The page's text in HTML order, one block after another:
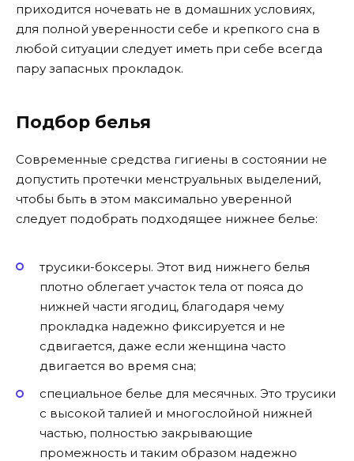
приходится ночевать не в домашних условиях,
для полной уверенности себе и крепкого сна в
любой ситуации следует иметь при себе всегда
пару запасных прокладок.
Подбор белья
Современные средства гигиены в состоянии не
допустить протечки менструальных выделений,
чтобы быть в этом максимально уверенной
следует подобрать подходящее нижнее белье:
трусики-боксеры. Этот вид нижнего белья
плотно облегает участок тела от пояса до
нижней части ягодиц, благодаря чему
прокладка надежно фиксируется и не
сдвигается, даже если женщина часто
двигается во время сна;
специальное белье для месячных. Это трусики
с высокой талией и многослойной нижней
частью, полностью закрывающие
промежность и таким образом надежно